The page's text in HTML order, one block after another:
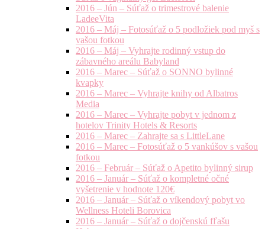
2016 – Jún – Súťaž o trimestrové balenie
LadeeVita
2016 – Máj – Fotosúťaž o 5 podložiek pod myš s
vašou fotkou
2016 – Máj – Vyhrajte rodinný vstup do
zábavného areálu Babyland
2016 – Marec – Súťaž o SONNO bylinné
kvapky
2016 – Marec – Vyhrajte knihy od Albatros
Media
2016 – Marec – Vyhrajte pobyt v jednom z
hotelov Trinity Hotels & Resorts
2016 – Marec – Zahrajte sa s LittleLane
2016 – Marec – Fotosúťaž o 5 vankúšov s vašou
fotkou
2016 – Február – Súťaž o Apetito bylinný sirup
2016 – Január – Súťaž o kompletné očné
vyšetrenie v hodnote 120€
2016 – Január – Súťaž o víkendový pobyt vo
Wellness Hoteli Borovica
2016 – Január – Súťaž o dojčenskú fľašu